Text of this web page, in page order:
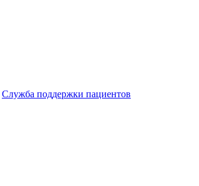
Служба поддержки пациентов